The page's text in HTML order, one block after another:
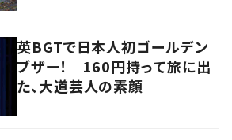
英BGTで日本人初ゴールデン
ブザー！ 160円持って旅に出
た、大道芸人の素顔